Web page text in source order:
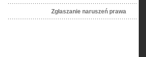
Zgłaszanie naruszeń prawa